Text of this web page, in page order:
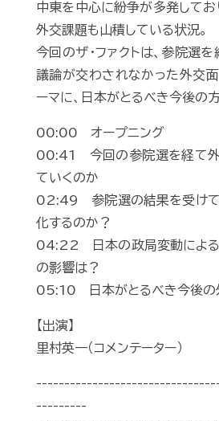
中東を中心に紛争が多発してお
外交課題も山積している状況。
今回のザ・ファクトは、参院選
議論が交わされなかった外交
ーマに、日本がとるべき今後の
00:00 オープニング
00:41 今回の参院選を経て外
ていくのか
02:49 参院選の結果を受けて
化するのか？
04:22 日本の政局変動による
の影響は？
05:10 日本がとるべき今後の
【出演】
里村英一（コメンテーター）
---------